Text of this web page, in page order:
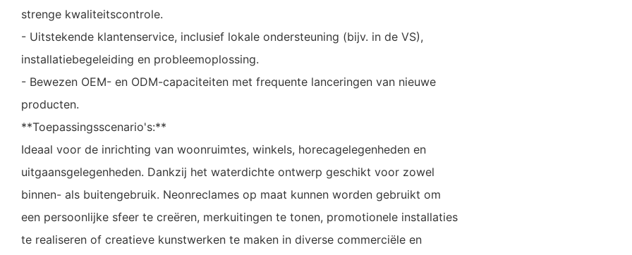
strenge kwaliteitscontrole.
- Uitstekende klantenservice, inclusief lokale ondersteuning (bijv. in de VS),
installatiebegeleiding en probleemoplossing.
- Bewezen OEM- en ODM-capaciteiten met frequente lanceringen van nieuwe
producten.
**Toepassingsscenario's:**
Ideaal voor de inrichting van woonruimtes, winkels, horecagelegenheden en
uitgaansgelegenheden. Dankzij het waterdichte ontwerp geschikt voor zowel
binnen- als buitengebruik. Neonreclames op maat kunnen worden gebruikt om
een ​​persoonlijke sfeer te creëren, merkuitingen te tonen, promotionele installaties
te realiseren of creatieve kunstwerken te maken in diverse commerciële en